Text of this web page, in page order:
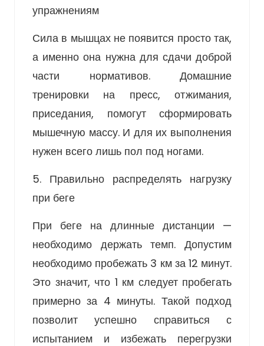
упражнениям
Сила в мышцах не появится просто так,
а именно она нужна для сдачи доброй
части нормативов. Домашние
тренировки на пресс, отжимания,
приседания, помогут сформировать
мышечную массу. И для их выполнения
нужен всего лишь пол под ногами.
5. Правильно распределять нагрузку
при беге
При беге на длинные дистанции —
необходимо держать темп. Допустим
необходимо пробежать 3 км за 12 минут.
Это значит, что 1 км следует пробегать
примерно за 4 минуты. Такой подход
позволит успешно справиться с
испытанием и избежать перегрузки